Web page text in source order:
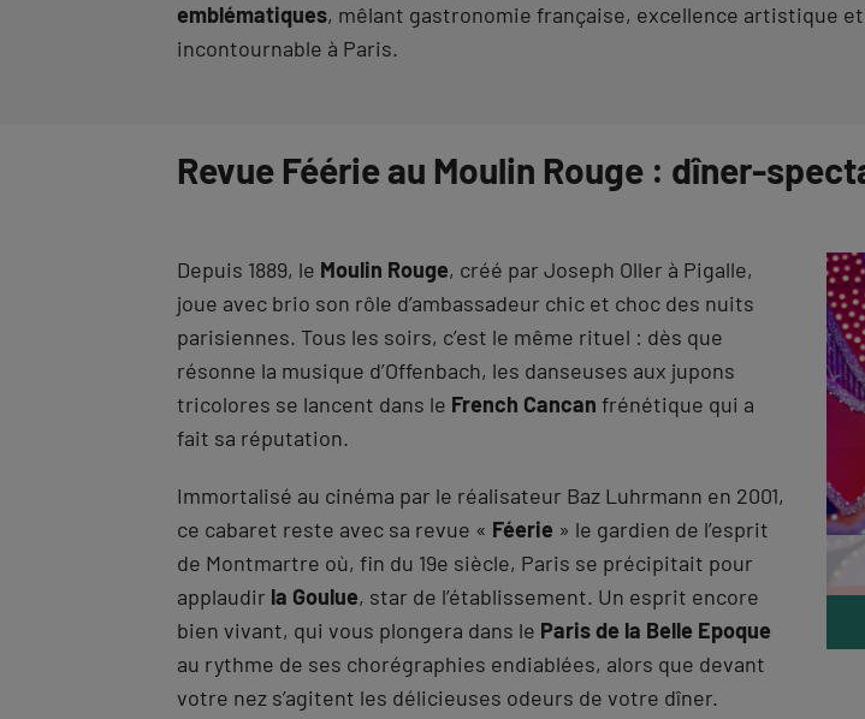
emblématiques, mêlant gastronomie française, excellence artistique
incontournable à Paris.
Revue Féérie au Moulin Rouge : dîner-
Depuis 1889, le Moulin Rouge, créé par Joseph Oller à Pigalle,
joue avec brio son rôle d’ambassadeur chic et choc des nuits
parisiennes. Tous les soirs, c’est le même rituel : dès que
résonne la musique d’Offenbach, les danseuses aux jupons
tricolores se lancent dans le French Cancan frénétique qui a
fait sa réputation.
Immortalisé au cinéma par le réalisateur Baz Luhrmann en 2001,
ce cabaret reste avec sa revue « Féerie » le gardien de l’esprit
de Montmartre où, fin du 19e siècle, Paris se précipitait pour
applaudir la Goulue, star de l’établissement. Un esprit encore
bien vivant, qui vous plongera dans le Paris de la Belle Epoque
au rythme de ses chorégraphies endiablées, alors que devant
votre nez s’agitent les délicieuses odeurs de votre dîner.